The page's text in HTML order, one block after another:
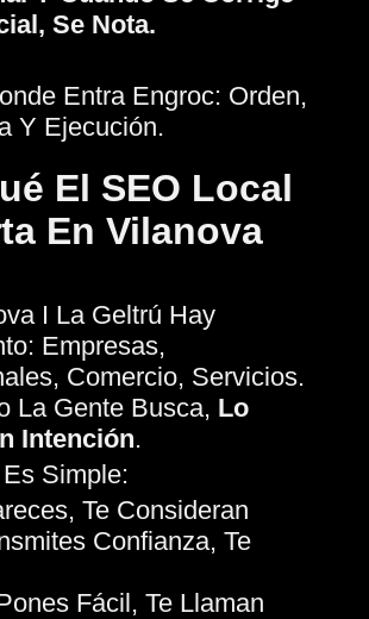
Se Nota.
Entra Engroc: Orden,
Y Ejecución.
El SEO Local
En Vilanova
I La Geltrú Hay
Empresas,
Comercio, Servicios.
La Gente Busca, Lo
Intención.
Simple:
Te Consideran
Confianza, Te
Fácil, Te Llaman